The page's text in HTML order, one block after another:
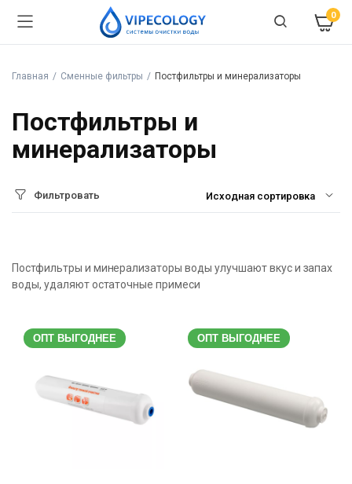
0
Главная Сменные фильтры Постфильтры и минерализаторы
Постфильтры и
минерализаторы
Фильтровать
Постфильтры и минерализаторы воды улучшают вкус и запах
воды, удаляют остаточные примеси
ОПТ ВЫГОДНЕЕ ОПТ ВЫГОДНЕЕ